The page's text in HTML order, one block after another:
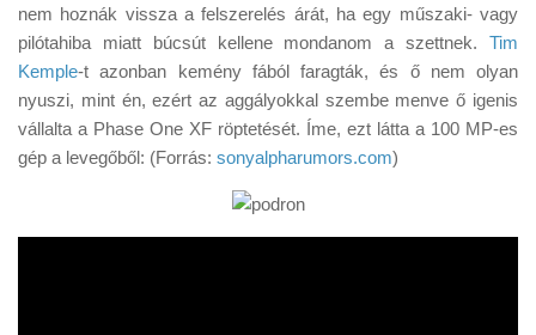
nem hoznák vissza a felszerelés árát, ha egy műszaki- vagy
pilótahiba miatt búcsút kellene mondanom a szettnek. Tim
Kemple-t azonban kemény fából faragták, és ő nem olyan
nyuszi, mint én, ezért az aggályokkal szembe menve ő igenis
vállalta a Phase One XF röptetését. Íme, ezt látta a 100 MP-es
gép a levegőből: (Forrás: sonyalpharumors.com)